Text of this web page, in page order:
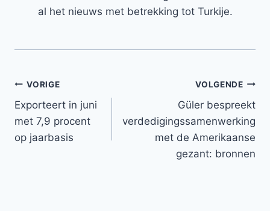
al het nieuws met betrekking tot Turkije.
Bericht
navigatie
VORIGE
Exporteert in juni
met 7,9 procent
op jaarbasis
VOLGENDE
Güler bespreekt
verdedigingssamenwerking
met de Amerikaanse
gezant: bronnen